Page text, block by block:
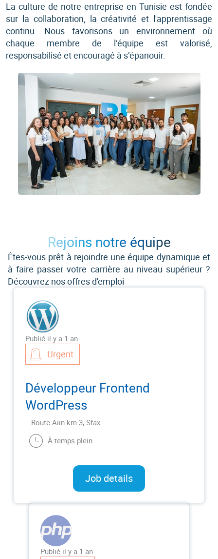
La culture de notre entreprise en Tunisie est fondée
sur la collaboration, la créativité et l'apprentissage
continu. Nous favorisons un environnement où
chaque membre de l’équipe est valorisé,
responsabilisé et encouragé à s’épanouir.
Rejoins notre équipe
Êtes-vous prêt à rejoindre une équipe dynamique et
à faire passer votre carrière au niveau supérieur ?
Découvrez nos offres d'emploi
Publié il y a 1 an
Urgent
Développeur Frontend
WordPress
Route Aiin km 3, Sfax
À temps plein
Job details
Publié il y a 1 an